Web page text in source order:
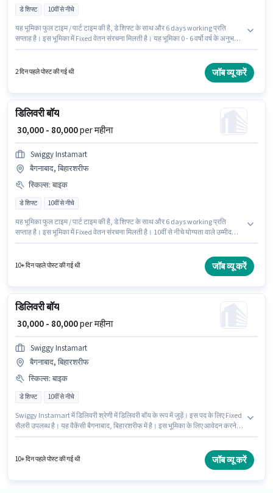
डे शिफ्ट 10वीं से नीचे
यह भूमिका फुल टाइम / पार्ट टाइम की है, डे शिफ्ट के साथ और 6 days working प्रति
सप्ताह है। इस भूमिका में Fixed वेतन संरचना मिलती है। यह भूमिका 0 - 6 वर्षो वर्ष के अनुभव
उपयुक्त हैं। आवेदक को अंग्रेजी में धाराप्रवाह होना चाहिए।
2 दिन पहले पोस्ट की गई थी जॉब व्यू करें
डिलिवरी बॉय
₹ 30,000 - 80,000per महीना
Swiggy Instamart
बैगनाबाद, बिहारशरीफ
स्किल्स: बाइक
डे शिफ्ट 10वीं से नीचे
यह भूमिका फुल टाइम / पार्ट टाइम की है, डे शिफ्ट के साथ और 6 days working प्रति
सप्ताह है। इस भूमिका में Fixed वेतन संरचना मिलती है। 10वीं से नीचे योग्यता वाले उम्मीदवार
10+ दिन पहले पोस्ट की गई थी जॉब व्यू करें
डिलिवरी बॉय
₹ 30,000 - 80,000per महीना
Swiggy Instamart
बैगनाबाद, बिहारशरीफ
स्किल्स: बाइक
डे शिफ्ट 10वीं से नीचे
Swiggy Instamart में डिलिवरी श्रेणी में डिलिवरी बॉय के रूप में जुड़ें। इस पद के लिए Fixed
सैलरी उपलब्ध है। यह वैकेंसी बैगनाबाद, बिहारशरीफ में है। इस भूमिका के लिए आवेदन करने
चाहिए।
10+ दिन पहले पोस्ट की गई थी जॉब व्यू करें